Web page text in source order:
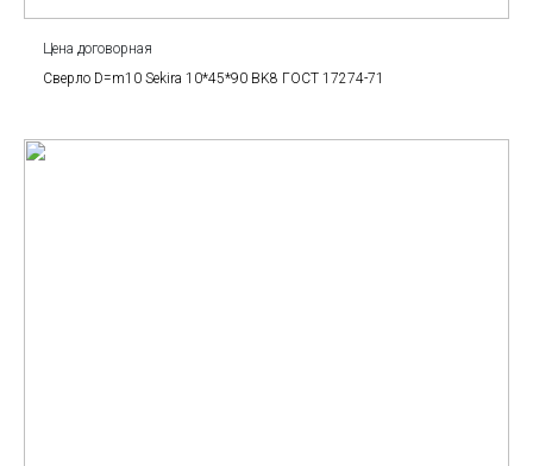
Цена договорная
Сверло D=m10 Sekira 10*45*90 BK8 ГОСТ 17274-71